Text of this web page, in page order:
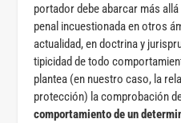
portador debe abarcar más
penal incuestionada en otros
actualidad, en doctrina y
tipicidad de todo
plantea (en nuestro caso, la
protección) la comprobación
comportamiento de un